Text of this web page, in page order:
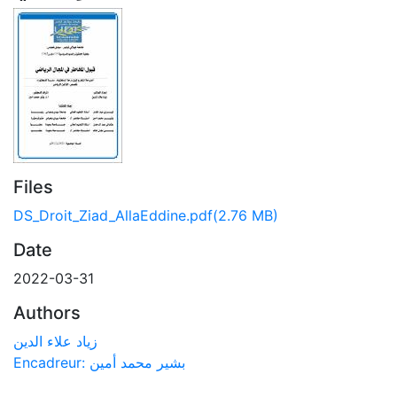
Files
DS_Droit_Ziad_AllaEddine.pdf(2.76 MB)
Date
2022-03-31
Authors
زياد علاء الدين
Encadreur: بشير محمد أمين